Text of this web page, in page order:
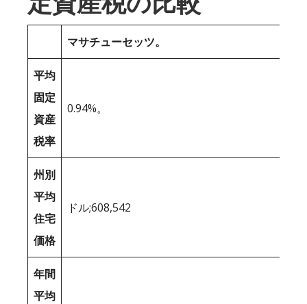
マサチューセッツ。
平均
固定
資産
税率
0.94%。
州別
平均
住宅
価格
ドル;608,542
年間
平均